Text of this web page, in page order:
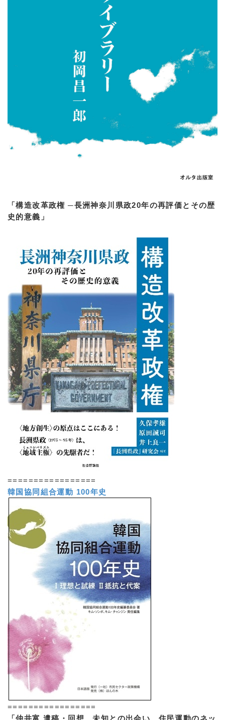
「構造改革政権 ─長洲神奈川県政20年の再評価とその歴
史的意義」
=================
韓国協同組合運動 100年史
=================